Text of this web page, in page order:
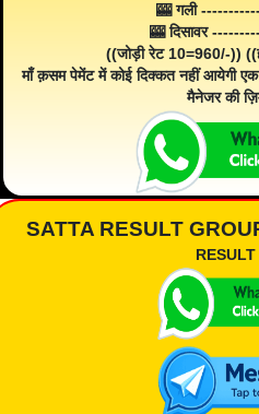
🎰 गली
🎰 दिसावर
((जोड़ी रेट 10=960/-))
माँ क़सम पेमेंट में कोई दिक्कत नहीं आयेगी
मैनेजर की
SATTA RESULT
RESULT